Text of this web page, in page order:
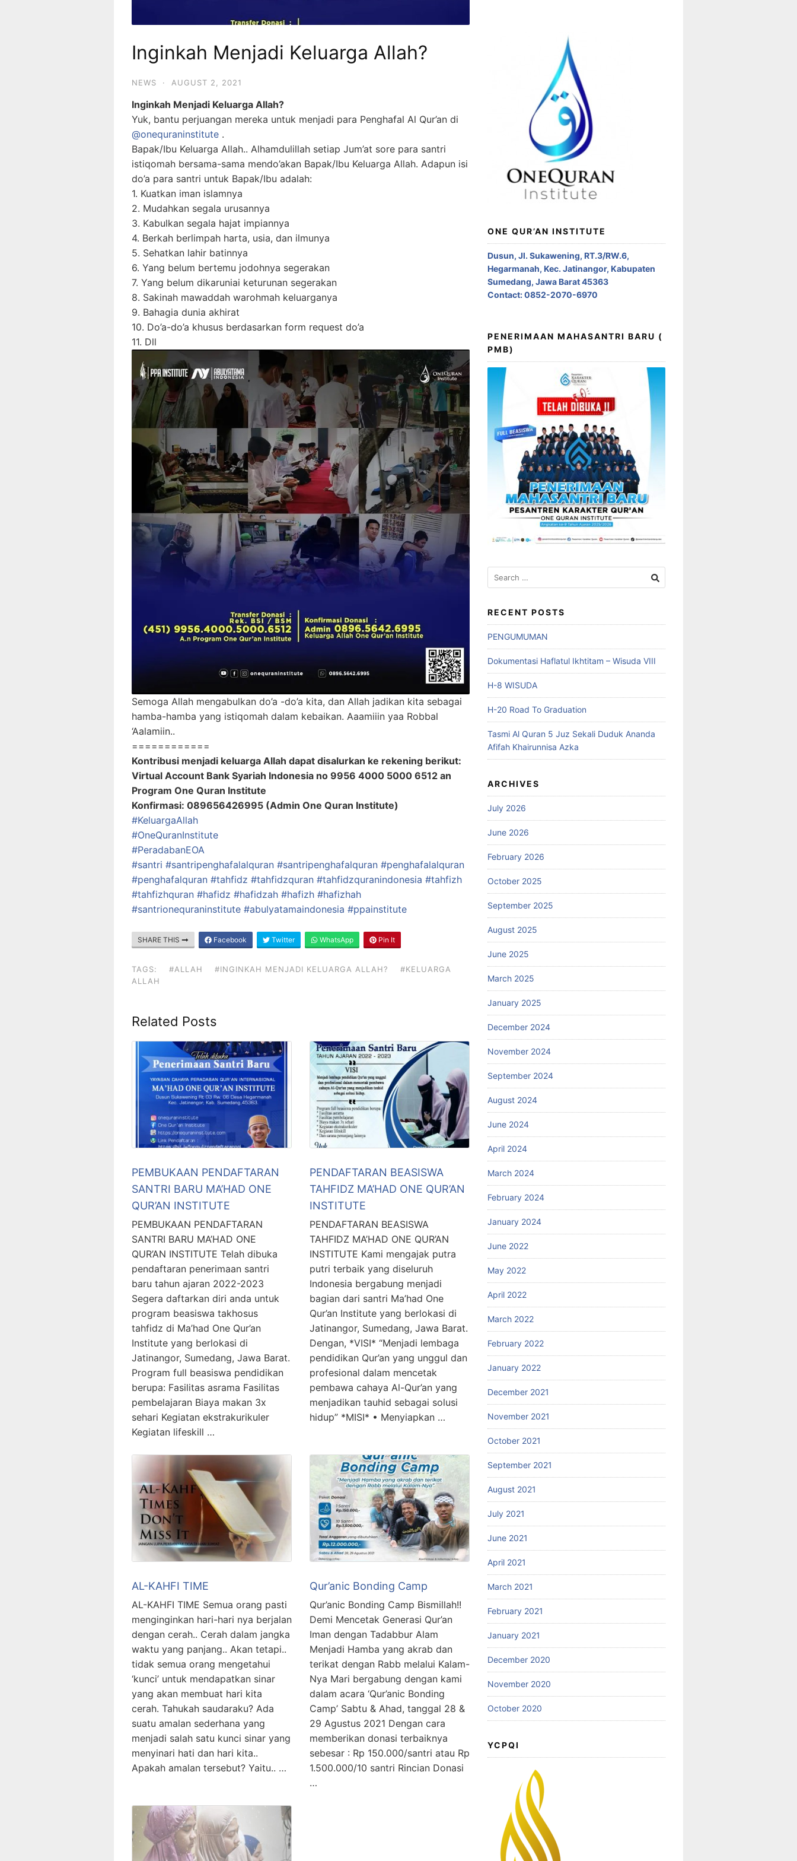
Inginkah Menjadi Keluarga Allah?
NEWS · AUGUST 2, 2021
Inginkah Menjadi Keluarga Allah?
Yuk, bantu perjuangan mereka untuk menjadi para Penghafal Al Qur’an di
@onequraninstitute .
Bapak/Ibu Keluarga Allah.. Alhamdulillah setiap Jum’at sore para santri
istiqomah bersama-sama mendo’akan Bapak/Ibu Keluarga Allah. Adapun isi
do’a para santri untuk Bapak/Ibu adalah:
1. Kuatkan iman islamnya
2. Mudahkan segala urusannya
3. Kabulkan segala hajat impiannya
4. Berkah berlimpah harta, usia, dan ilmunya
5. Sehatkan lahir batinnya
6. Yang belum bertemu jodohnya segerakan
7. Yang belum dikaruniai keturunan segerakan
8. Sakinah mawaddah warohmah keluarganya
9. Bahagia dunia akhirat
10. Do’a-do’a khusus berdasarkan form request do’a
11. Dll
Semoga Allah mengabulkan do’a -do’a kita, dan Allah jadikan kita sebagai
hamba-hamba yang istiqomah dalam kebaikan. Aaamiiin yaa Robbal
‘Aalamiin..
============
Kontribusi menjadi keluarga Allah dapat disalurkan ke rekening berikut:
Virtual Account Bank Syariah Indonesia no 9956 4000 5000 6512 an
Program One Quran Institute
Konfirmasi: 089656426995 (Admin One Quran Institute)
#KeluargaAllah
#OneQuranInstitute
#PeradabanEOA
#santri #santripenghafalalquran #santripenghafalquran #penghafalalquran
#penghafalquran #tahfidz #tahfidzquran #tahfidzquranindonesia #tahfizh
#tahfizhquran #hafidz #hafidzah #hafizh #hafizhah
#santrionequraninstitute #abulyatamaindonesia #ppainstitute
SHARE THIS Facebook Twitter WhatsApp Pin It
TAGS: #ALLAH #INGINKAH MENJADI KELUARGA ALLAH?
#KELUARGA
ALLAH
Related Posts
PEMBUKAAN PENDAFTARAN
SANTRI BARU MA’HAD ONE
QUR’AN INSTITUTE
PEMBUKAAN PENDAFTARAN
SANTRI BARU MA’HAD ONE
QUR’AN INSTITUTE Telah dibuka
pendaftaran penerimaan santri
baru tahun ajaran 2022-2023
Segera daftarkan diri anda untuk
program beasiswa takhosus
tahfidz di Ma’had One Qur’an
Institute yang berlokasi di
Jatinangor, Sumedang, Jawa Barat.
Program full beasiswa pendidikan
berupa: Fasilitas asrama Fasilitas
pembelajaran Biaya makan 3x
sehari Kegiatan ekstrakurikuler
Kegiatan lifeskill …
PENDAFTARAN BEASISWA
TAHFIDZ MA’HAD ONE QUR’AN
INSTITUTE
PENDAFTARAN BEASISWA
TAHFIDZ MA’HAD ONE QUR’AN
INSTITUTE Kami mengajak putra
putri terbaik yang diseluruh
Indonesia bergabung menjadi
bagian dari santri Ma’had One
Qur’an Institute yang berlokasi di
Jatinangor, Sumedang, Jawa Barat.
Dengan, *VISI* “Menjadi lembaga
pendidikan Qur’an yang unggul dan
profesional dalam mencetak
pembawa cahaya Al-Qur’an yang
menjadikan tauhid sebagai solusi
hidup” *MISI* ‌• Menyiapkan …
AL-KAHFI TIME
AL-KAHFI TIME Semua orang pasti
menginginkan hari-hari nya berjalan
dengan cerah.. Cerah dalam jangka
waktu yang panjang.. Akan tetapi..
tidak semua orang mengetahui
‘kunci’ untuk mendapatkan sinar
yang akan membuat hari kita
cerah. Tahukah saudaraku? Ada
suatu amalan sederhana yang
menjadi salah satu kunci sinar yang
menyinari hati dan hari kita..
Apakah amalan tersebut? Yaitu.. …
Qur’anic Bonding Camp
Qur’anic Bonding Camp Bismillah!!
Demi Mencetak Generasi Qur’an
Iman dengan Tadabbur Alam
Menjadi Hamba yang akrab dan
terikat dengan Rabb melalui Kalam-
Nya Mari bergabung dengan kami
dalam acara ‘Qur’anic Bonding
Camp’ Sabtu & Ahad, tanggal 28 &
29 Agustus 2021 Dengan cara
memberikan donasi terbaiknya
sebesar : Rp 150.000/santri atau Rp
1.500.000/10 santri Rincian Donasi
…
ONE QUR’AN INSTITUTE
Dusun, Jl. Sukawening, RT.3/RW.6,
Hegarmanah, Kec. Jatinangor, Kabupaten
Sumedang, Jawa Barat 45363
Contact: 0852-2070-6970
PENERIMAAN MAHASANTRI BARU (
PMB)
Search
for:
RECENT POSTS
PENGUMUMAN
Dokumentasi Haflatul Ikhtitam – Wisuda VIII
H-8 WISUDA
H-20 Road To Graduation
Tasmi Al Quran 5 Juz Sekali Duduk Ananda
Afifah Khairunnisa Azka
ARCHIVES
July 2026
June 2026
February 2026
October 2025
September 2025
August 2025
June 2025
March 2025
January 2025
December 2024
November 2024
September 2024
August 2024
June 2024
April 2024
March 2024
February 2024
January 2024
June 2022
May 2022
April 2022
March 2022
February 2022
January 2022
December 2021
November 2021
October 2021
September 2021
August 2021
July 2021
June 2021
April 2021
March 2021
February 2021
January 2021
December 2020
November 2020
October 2020
YCPQI